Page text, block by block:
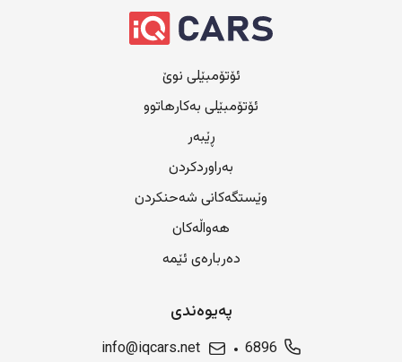
ئۆتۆمبێلی نوێ
ئۆتۆمبێلی بەکارهاتوو
ڕێبەر
بەراوردکردن
وێستگەکانی شەحنکردن
هەواڵەکان
دەربارەی ئێمە
پەیوەندی
6896
info@iqcars.net